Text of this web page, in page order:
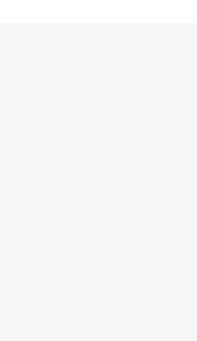
Габариты (ШхВхГ):
раковина Comforty 60E
ванных комнат COMFORTY
коммуникаций